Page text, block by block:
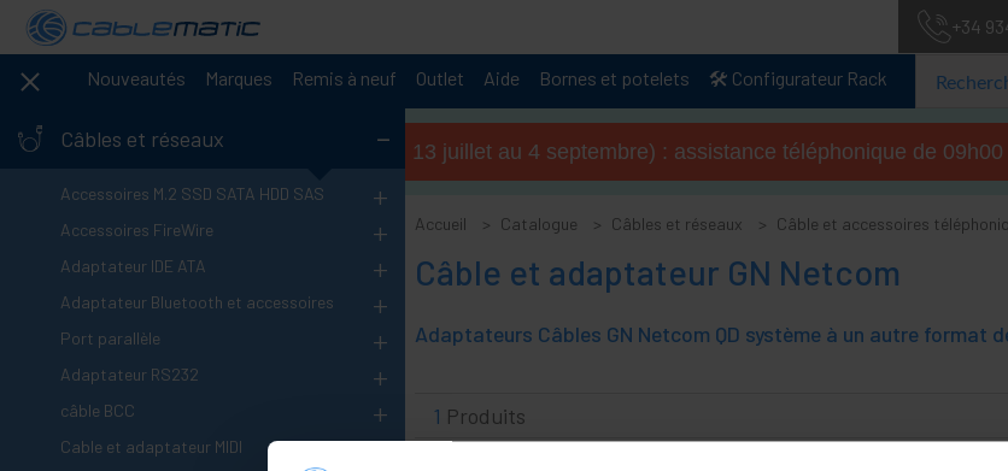
+34
Nouveautés Marques Remis à neuf Outlet Aide Bornes et potelets 🛠️ Configurateur Rack
Câbles et réseaux -
Accessoires M.2 SSD SATA HDD SAS +
Accessoires FireWire +
Adaptateur IDE ATA +
Adaptateur Bluetooth et accessoires +
Port parallèle +
Adaptateur RS232 +
câble BCC +
Cable et adaptateur MIDI +
Horaires d'été (du 13 juillet au 4 septembre) : assistance téléphonique de
Accueil Catalogue Câbles et réseaux Câble et accessoires
Câble et adaptateur GN Netcom
Adaptateurs Câbles GN Netcom QD système à un autre format
1 Produits